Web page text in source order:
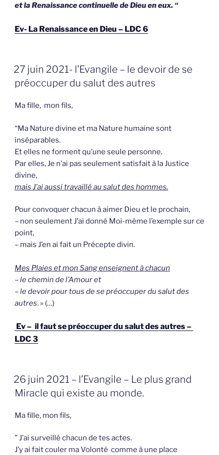
et la Renaissance continuelle de Dieu en eux. “
Ev- La Renaissance en Dieu – LDC 6
GEPLAATST
OP
27 juin 2021- l’Evangile – le devoir de se
préoccuper du salut des autres
Ma fille, mon fils,
“Ma Nature divine et ma Nature humaine sont
inséparables.
Et elles ne forment qu’une seule personne.
Par elles, Je n’ai pas seulement satisfait à la Justice
divine,
mais J’ai aussi travaillé au salut des hommes.
Pour convoquer chacun à aimer Dieu et le prochain,
– non seulement J’ai donné Moi-même l’exemple sur ce
point,
– mais J’en ai fait un Précepte divin.
Mes Plaies et mon Sang enseignent à chacun
– le chemin de l’Amour et
– le devoir pour tous de se préoccuper du salut des
autres. » (…)
Ev – il faut se préoccuper du salut des autres –
LDC 3
GEPLAATST
OP
26 juin 2021 – l’Evangile – Le plus grand
Miracle qui existe au monde.
Ma fille, mon fils,
” J’ai surveillé chacun de tes actes.
J’y ai fait couler ma Volonté comme à une place